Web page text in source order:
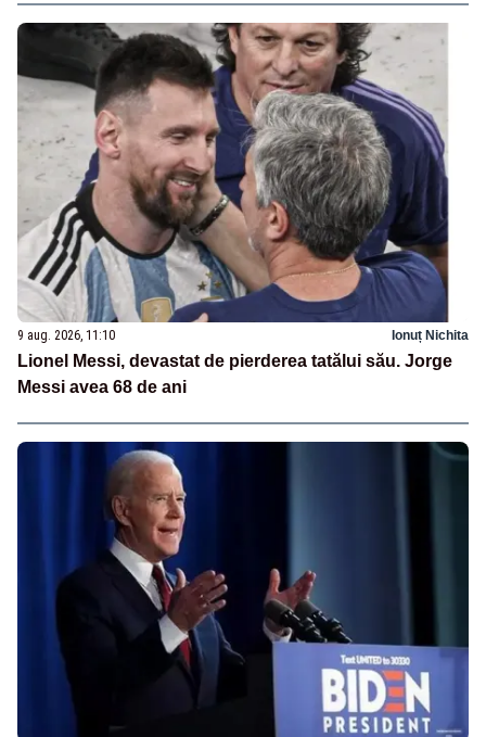
9 aug. 2026, 11:10 Ionuț Nichita
Lionel Messi, devastat de pierderea tatălui său. Jorge
Messi avea 68 de ani